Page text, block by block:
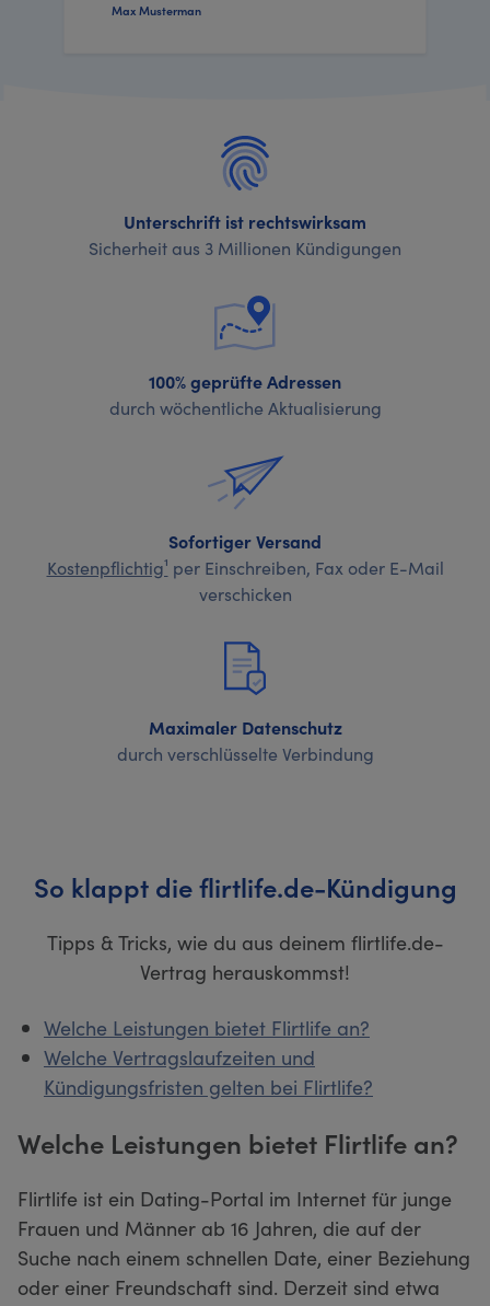
Max Musterman
Unterschrift ist rechtswirksam
Sicherheit aus 3 Millionen Kündigungen
100% geprüfte Adressen
durch wöchentliche Aktualisierung
Sofortiger Versand
Kostenpflichtig¹ per Einschreiben, Fax oder E-Mail
verschicken
Maximaler Datenschutz
durch verschlüsselte Verbindung
So klappt die flirtlife.de-Kündigung
Tipps & Tricks, wie du aus deinem flirtlife.de-
Vertrag herauskommst!
Welche Leistungen bietet Flirtlife an?
Welche Vertragslaufzeiten und
Kündigungsfristen gelten bei Flirtlife?
Welche Leistungen bietet Flirtlife an?
Flirtlife ist ein Dating-Portal im Internet für junge
Frauen und Männer ab 16 Jahren, die auf der
Suche nach einem schnellen Date, einer Beziehung
oder einer Freundschaft sind. Derzeit sind etwa